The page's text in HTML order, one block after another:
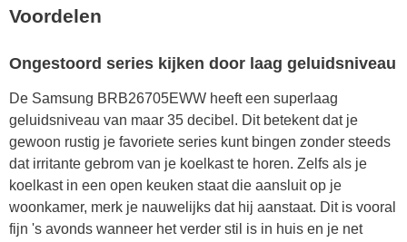
Voordelen
Ongestoord series kijken door laag geluidsniveau
De Samsung BRB26705EWW heeft een superlaag
geluidsniveau van maar 35 decibel. Dit betekent dat je
gewoon rustig je favoriete series kunt bingen zonder steeds
dat irritante gebrom van je koelkast te horen. Zelfs als je
koelkast in een open keuken staat die aansluit op je
woonkamer, merk je nauwelijks dat hij aanstaat. Dit is vooral
fijn 's avonds wanneer het verder stil is in huis en je net